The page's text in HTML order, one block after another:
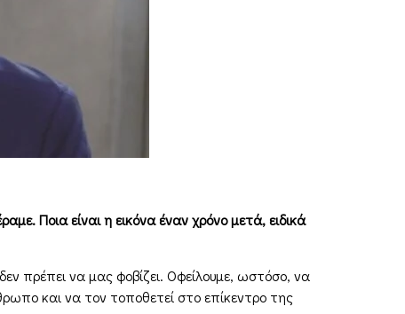
Ποια είναι η εικόνα έναν χρόνο µετά, ειδικά
πρέπει να µας φοβίζει. Οφείλουµε, ωστόσο, να
και να τον τοποθετεί στο επίκεντρο της